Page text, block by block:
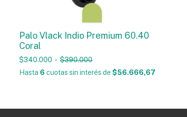
Palo Vlack Indio Premium 60.40
Coral
$340.000 - $390.000
Hasta 6 cuotas sin interés de $56.666,67